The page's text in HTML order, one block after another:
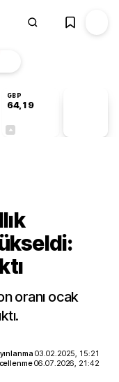
GBP
64,19
oranı ocak
03.02.2025, 15:21
06.07.2026, 21:42